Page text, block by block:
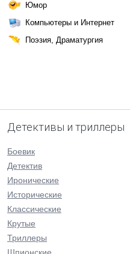
Юмор
Компьютеры и Интернет
Поэзия, Драматургия
Детективы и триллеры
Боевик
Детектив
Иронические
Исторические
Классические
Крутые
Триллеры